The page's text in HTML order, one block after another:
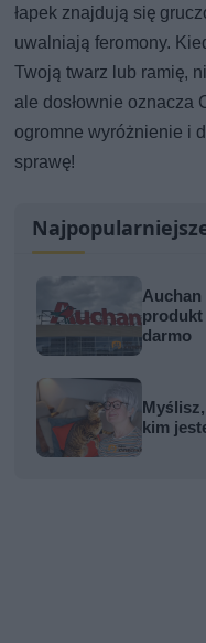
łapek znajdują się
uwalniają feromony.
Twoją twarz lub ramię,
ale dosłownie oznacza
ogromne wyróżnienie i
sprawę!
Auchan
produkt
darmo
kim